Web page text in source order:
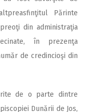
Părinte
din administraţia
în prezenţa
de credincioşi din
de o parte dintre
Dunării de Jos,